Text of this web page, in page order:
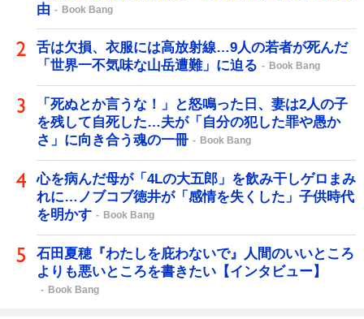
由
Book Bang
舌は欠損、衣服には高放射線…9人の若者が死んだ
「世界一不気味な山岳遭難」に迫る
Book Bang
「死ぬとか言うな！」と怒鳴った日、妻は2人の子
を残して自死した…夫が「自分の犯した罪や愚か
さ」に向き合う魂の一冊
Book Bang
心を病んだ母が「4Lの大五郎」を飲み干しゲロまみ
れに…ノブコブ徳井が「感情を失くした」子供時代
を明かす
Book Bang
石田夏穂『わたしを庇わないで』人間のいいところ
よりも悪いところを書きたい【インタビュー】
Book Bang